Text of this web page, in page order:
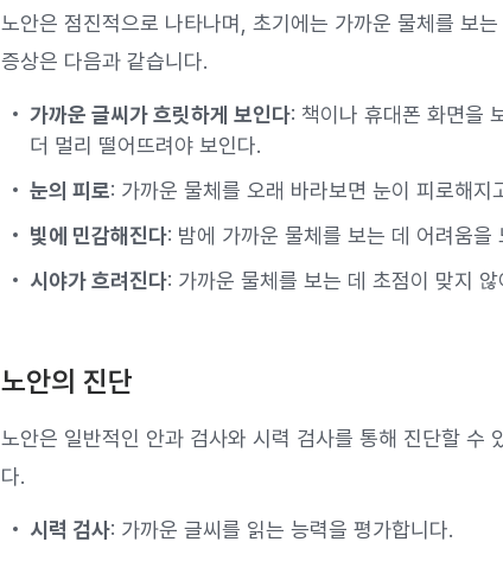
노안은 점진적으로 나타나며, 초기에는 가까운 물체를 보
증상은 다음과 같습니다.
가까운 글씨가 흐릿하게 보인다: 책이나 휴대폰 화면을
더 멀리 떨어뜨려야 보인다.
눈의 피로: 가까운 물체를 오래 바라보면 눈이 피로해지
빛에 민감해진다: 밤에 가까운 물체를 보는 데 어려움
시야가 흐려진다: 가까운 물체를 보는 데 초점이 맞지
노안의 진단
노안은 일반적인 안과 검사와 시력 검사를 통해 진단할 수
다.
시력 검사: 가까운 글씨를 읽는 능력을 평가합니다.